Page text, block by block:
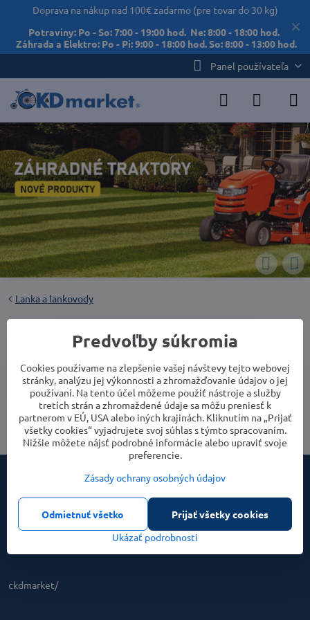
✕
Doprava na nákup nad 100€ zadarmo (pre tovar do 30 kg)
Potraviny: Po - So: 7:00 - 19:00 hod. Ne: 8:00 - 18:00 hod.
Záhrada a Elektro: Po - Pi: 9:00 - 18:00 hod. So: 8:00 - 13:00 hod.
Panel používateľa
Lanka a lankovody
Cena Parametre
Objednávky
Obchodné
ckdmarket/
Predvoľby súkromia
Cookies používame na zlepšenie vašej návštevy tejto webovej
stránky, analýzu jej výkonnosti a zhromažďovanie údajov o jej
používaní. Na tento účel môžeme použiť nástroje a služby
tretích strán a zhromaždené údaje sa môžu preniesť k
partnerom v EÚ, USA alebo iných krajinách. Kliknutím na „Prijať
všetky cookies“ vyjadrujete svoj súhlas s týmto spracovaním.
Nižšie môžete nájsť podrobné informácie alebo upraviť svoje
preferencie.
Zásady ochrany osobných údajov
Ukázať podrobnosti
Prijať všetky cookies
Odmietnuť všetko